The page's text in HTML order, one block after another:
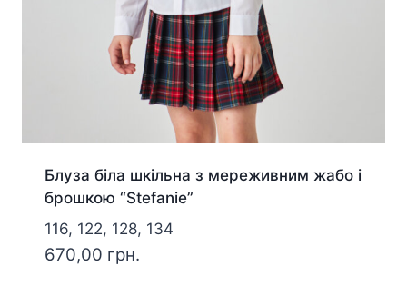
Блуза біла шкільна з мереживним жабо і
брошкою “Stefanie”
116, 122, 128, 134
670,00 грн.